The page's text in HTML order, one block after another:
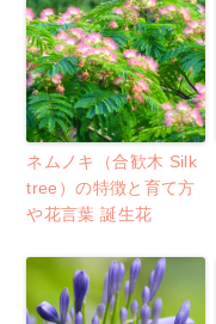
ネムノキ（合歓木 Silk
tree）の特徴と育て方
や花言葉 誕生花